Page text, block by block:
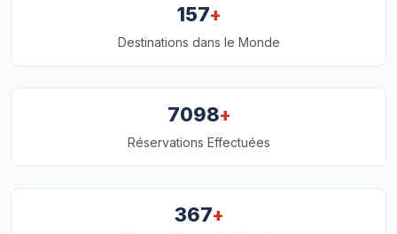
157+
Destinations dans le Monde
7098+
Réservations Effectuées
367+